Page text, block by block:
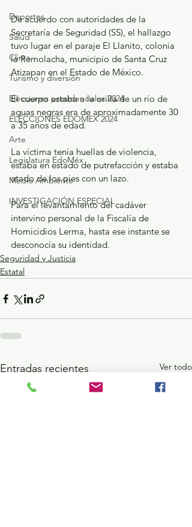
Deportes
Salud
Clima
Turismo y diversión
Elecciones presidenciales 2024
ELECCIONES EDOMEX 2024
Arte
Legislatura EdoMéx
Medio Ambiente
INVESTIGACIÓN ESPECIAL
De acuerdo con autoridades de la
Secretaría de Seguridad (SS), el hallazgo
tuvo lugar en el paraje El Llanito, colonia
la Remolacha, municipio de Santa Cruz
Atizapan en el Estado de México.
El cuerpo estaba a la orilla de un río de
aguas negras era de aproximadamente 30
a 35 años de edad.
La víctima tenía huellas de violencia,
estaba en estado de putrefacción y estaba
atado de los pies con un lazo.
Para el levantamiento del cadáver
intervino personal de la Fiscalía de
Homicidios Lerma, hasta ese instante se
desconocía su identidad.
Seguridad y Justicia
Estatal
Entradas recientes Ver todo